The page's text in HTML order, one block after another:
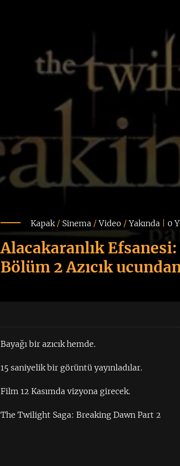
Kapak/ Sinema /Video /Yakında 0
Alacakaranlık
Bölüm 2 Azıcık
Bayağı bir azıcık hemde.
15 saniyelik bir görüntü yayınladılar.
Film 12 Kasımda vizyona girecek.
The Twilight Saga: Breaking Dawn Part 2